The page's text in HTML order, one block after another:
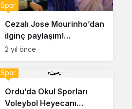
Cezalı Jose Mourinho’dan
ilginç paylaşım!
“Yüzümden de
eğlendim”
Spor
2 yıl önce
Ordu’da Okul Sporları
Voleybol Heyecanı
Spor